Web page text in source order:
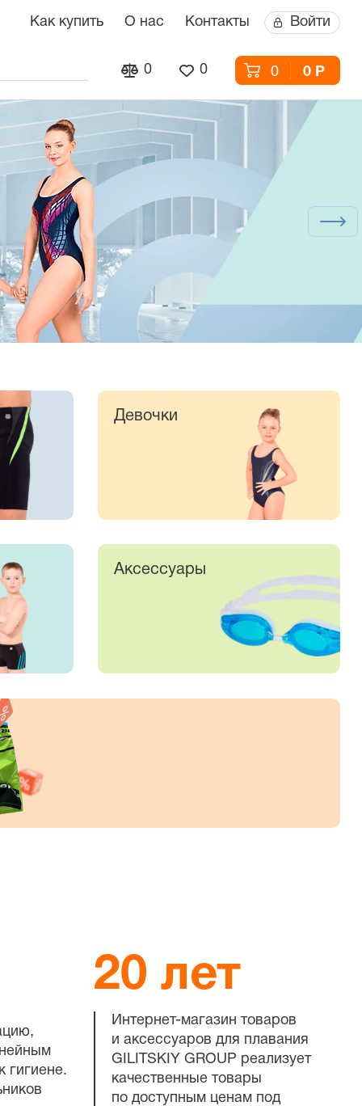
Как купить О нас Контакты Войти
0 0 0 0 Р
Девочки
Аксессуары
гигиене.
20 лет
Интернет-магазин товаров
и аксессуаров для плавания
GILITSKIY GROUP реализует
качественные товары
по доступным ценам под